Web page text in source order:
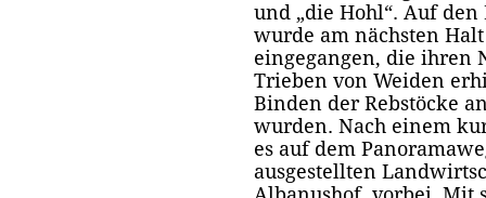
und „die Hohl“. Auf
wurde am nächsten
eingegangen, die ihren
Trieben von Weiden
Binden der Rebstöcke
wurden. Nach einem
es auf dem
ausgestellten